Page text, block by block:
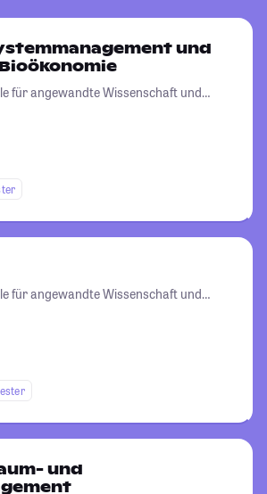
und
für angewandte Wissenschaft und
Göttingen
für angewandte Wissenschaft und
Göttingen
und